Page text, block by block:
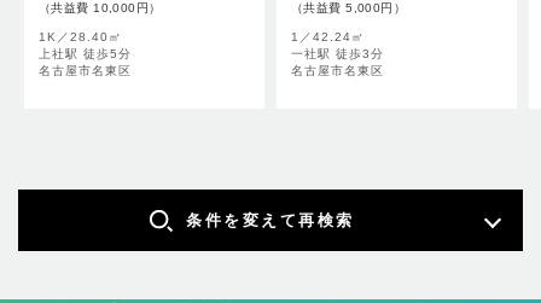
（共益費 10,000円）
名古屋市名東区
1K／28.40㎡
上社駅 徒歩5分
（共益費 5,000円）
名古屋市名東区
1／42.24㎡
一社駅 徒歩3分
条件を変えて再検索